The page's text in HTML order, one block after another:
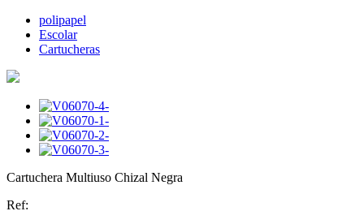
polipapel
Escolar
Cartucheras
Cartuchera Multiuso Chizal Negra
Ref: